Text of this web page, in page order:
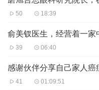
50 18:39
39 06:40
41 01:09:51